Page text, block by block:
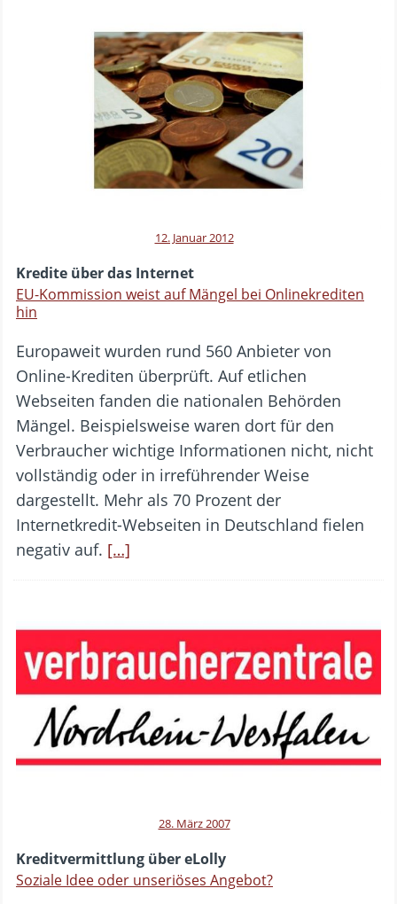
12. Januar 2012
Kredite über das Internet
EU-Kommission weist auf Mängel bei Onlinekrediten
hin
Europaweit wurden rund 560 Anbieter von
Online-Krediten überprüft. Auf etlichen
Webseiten fanden die nationalen Behörden
Mängel. Beispielsweise waren dort für den
Verbraucher wichtige Informationen nicht, nicht
vollständig oder in irreführender Weise
dargestellt. Mehr als 70 Prozent der
Internetkredit-Webseiten in Deutschland fielen
negativ auf. […]
28. März 2007
Kreditvermittlung über eLolly
Soziale Idee oder unseriöses Angebot?